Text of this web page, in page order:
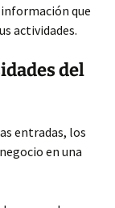
que
actividades.
del
entradas, los
en una